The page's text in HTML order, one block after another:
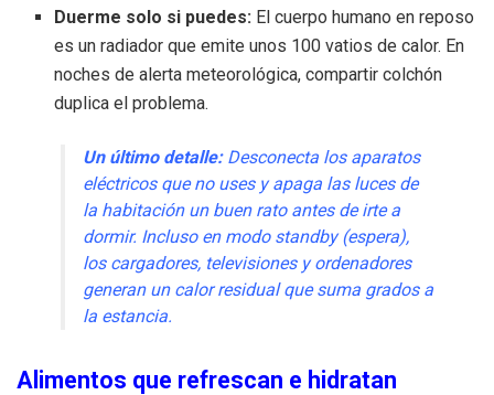
Duerme solo si puedes: El cuerpo humano en reposo
es un radiador que emite unos 100 vatios de calor. En
noches de alerta meteorológica, compartir colchón
duplica el problema.
Un último detalle:Desconecta los aparatos
eléctricos que no uses y apaga las luces de
la habitación un buen rato antes de irte a
dormir. Incluso en modo standby (espera),
los cargadores, televisiones y ordenadores
generan un calor residual que suma grados a
la estancia.
Alimentos que refrescan e hidratan